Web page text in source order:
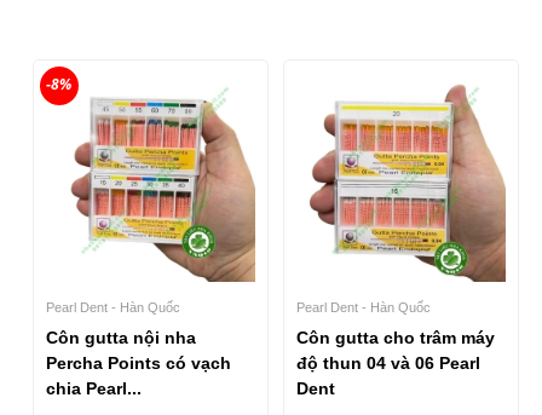
Pearl Dent - Hàn Quốc
Côn gutta nội nha
Percha Points có vạch
chia Pearl...
-8%
Pearl Dent - Hàn Quốc
Côn gutta cho trâm máy
độ thun 04 và 06 Pearl
Dent